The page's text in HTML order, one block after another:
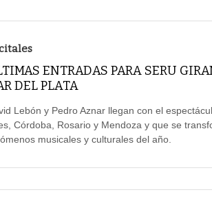
ENTRADAS PARA SERU
DEL PLATA
Lebón y Pedro Aznar llegan con el
Córdoba, Rosario y Mendoza y que se
musicales y culturales del año.